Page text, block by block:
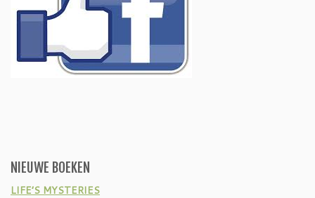
NIEUWE BOEKEN
LIFE’S MYSTERIES